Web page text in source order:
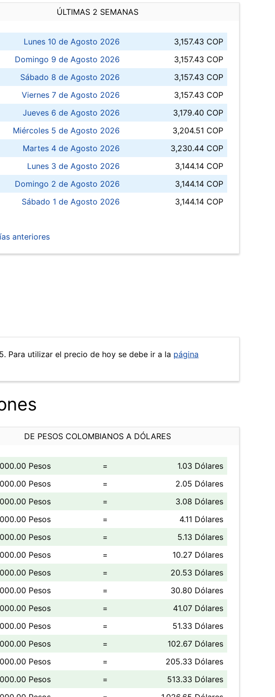
ÚLTIMAS 2 SEMANAS
Lunes 10 de Agosto 2026
3,157.43 COP
Domingo 9 de Agosto 2026
3,157.43 COP
Sábado 8 de Agosto 2026
3,157.43 COP
Viernes 7 de Agosto 2026
3,157.43 COP
Jueves 6 de Agosto 2026
3,179.40 COP
Miércoles 5 de Agosto 2026
3,204.51 COP
Martes 4 de Agosto 2026
3,230.44 COP
Lunes 3 de Agosto 2026
3,144.14 COP
Domingo 2 de Agosto 2026
3,144.14 COP
Sábado 1 de Agosto 2026
3,144.14 COP
anteriores
Para utilizar el precio de hoy se debe ir a la página
DE PESOS COLOMBIANOS A DÓLARES
Pesos =
1.03 Dólares
Pesos
=
2.05 Dólares
Pesos
=
3.08 Dólares
Pesos
=
4.11 Dólares
Pesos
=
5.13 Dólares
Pesos
=
10.27 Dólares
Pesos
=
20.53 Dólares
Pesos
=
30.80 Dólares
Pesos
=
41.07 Dólares
Pesos
=
51.33 Dólares
Pesos
=
102.67 Dólares
Pesos
=
205.33 Dólares
Pesos
=
513.33 Dólares